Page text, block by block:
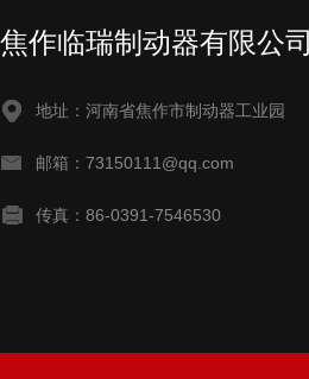
焦作临瑞制动器有限公司
地址：河南省焦作市制动器工业园
邮箱：73150111@qq.com
传真：86-0391-7546530